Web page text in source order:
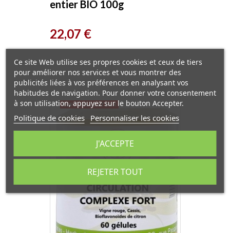
entier BIO 100g
Prix
22,07 €
RUPTURE DE STOCK
Ce site Web utilise ses propres cookies et ceux de tiers
pour améliorer nos services et vous montrer des
publicités liées à vos préférences en analysant vos
habitudes de navigation. Pour donner votre consentement
à son utilisation, appuyez sur le bouton Accepter.
Politique de cookies Personnaliser les cookies
REJETER TOUT
J'ACCEPTE